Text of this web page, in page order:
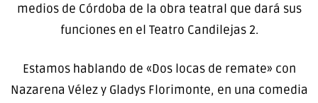
medios de Córdoba de la obra teatral que dará sus
funciones en el Teatro Candilejas 2.
Estamos hablando de «Dos locas de remate» con
Nazarena Vélez y Gladys Florimonte, en una comedia